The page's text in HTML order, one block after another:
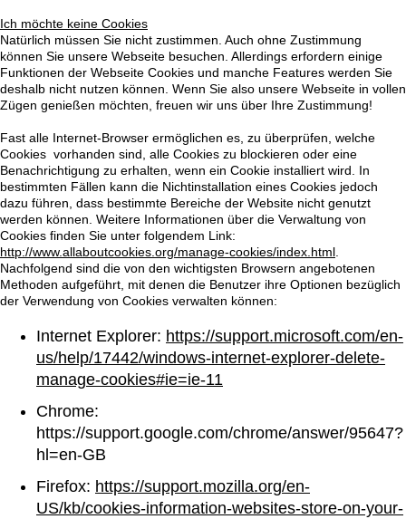
Ich möchte keine Cookies
Natürlich müssen Sie nicht zustimmen. Auch ohne Zustimmung
können Sie unsere Webseite besuchen. Allerdings erfordern einige
Funktionen der Webseite Cookies und manche Features werden Sie
deshalb nicht nutzen können. Wenn Sie also unsere Webseite in vollen
Zügen genießen möchten, freuen wir uns über Ihre Zustimmung!
Fast alle Internet-Browser ermöglichen es, zu überprüfen, welche
Cookies vorhanden sind, alle Cookies zu blockieren oder eine
Benachrichtigung zu erhalten, wenn ein Cookie installiert wird. In
bestimmten Fällen kann die Nichtinstallation eines Cookies jedoch
dazu führen, dass bestimmte Bereiche der Website nicht genutzt
werden können. Weitere Informationen über die Verwaltung von
Cookies finden Sie unter folgendem Link:
http://www.allaboutcookies.org/manage-cookies/index.html
Nachfolgend sind die von den wichtigsten Browsern angebotenen
Methoden aufgeführt, mit denen die Benutzer ihre Optionen bezüglich
der Verwendung von Cookies verwalten können:
Internet Explorer: https://support.microsoft.com/en-
us/help/17442/windows-internet-explorer-delete-
manage-cookies#ie=ie-11
Chrome:
https://support.google.com/chrome/answer/95647?
hl=en-GB
Firefox: https://support.mozilla.org/en-
US/kb/cookies-information-websites-store-on-your-